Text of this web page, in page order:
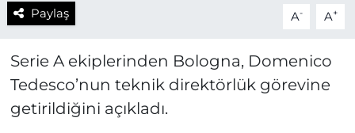
Paylaş A- A+
Serie A ekiplerinden Bologna, Domenico
Tedesco’nun teknik direktörlük görevine
getirildiğini açıkladı.